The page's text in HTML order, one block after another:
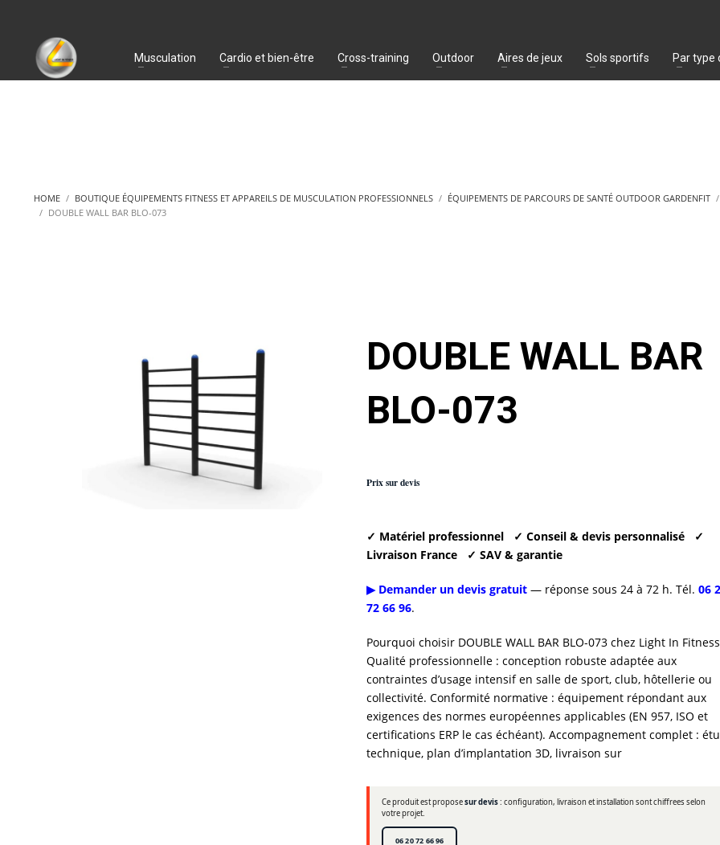
Musculation Cardio et bien-être Cross-training Outdoor Aires de jeux Sols sportifs Par type
HOME BOUTIQUE ÉQUIPEMENTS FITNESS ET APPAREILS DE MUSCULATION PROFESSIONNELS
ÉQUIPEMENTS DE PARCOURS DE SANTÉ OUTDOOR GARDENFIT
DOUBLE WALL BAR BLO-073
DOUBLE WALL BAR
BLO-073
Prix sur devis
✓ Matériel professionnel ✓ Conseil & devis personnalisé
✓
Livraison France
✓ SAV & garantie
▶ Demander un devis gratuit— réponse sous 24 à 72 h. Tél. 06
72 66 96.
Pourquoi choisir DOUBLE WALL BAR BLO-073 chez Light In
Qualité professionnelle : conception robuste adaptée aux
contraintes d’usage intensif en salle de sport, club, hôtellerie ou
collectivité. Conformité normative : équipement répondant aux
exigences des normes européennes applicables (EN 957, ISO et
certifications ERP le cas échéant). Accompagnement complet :
technique, plan d’implantation 3D, livraison sur
Ce produit est proposesur devis: configuration, livraison et installation sont chiffrees selon
votre projet.
06 20 72 66 96